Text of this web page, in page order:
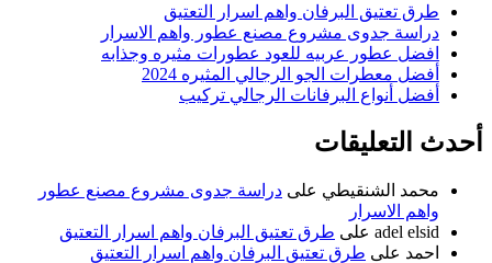
طرق تعتيق البرفان واهم اسرار التعتيق
دراسة جدوى مشروع مصنع عطور واهم الاسرار
افضل عطور عربيه للعود عطورات مثيره وجذابه
أفضل معطرات الجو الرجالي المثيره 2024
أفضل أنواع البرفانات الرجالي تركيب
أحدث التعليقات
محمد الشنقيطي على دراسة جدوى مشروع مصنع عطور
واهم الاسرار
adel elsid على طرق تعتيق البرفان واهم اسرار التعتيق
احمد على طرق تعتيق البرفان واهم اسرار التعتيق